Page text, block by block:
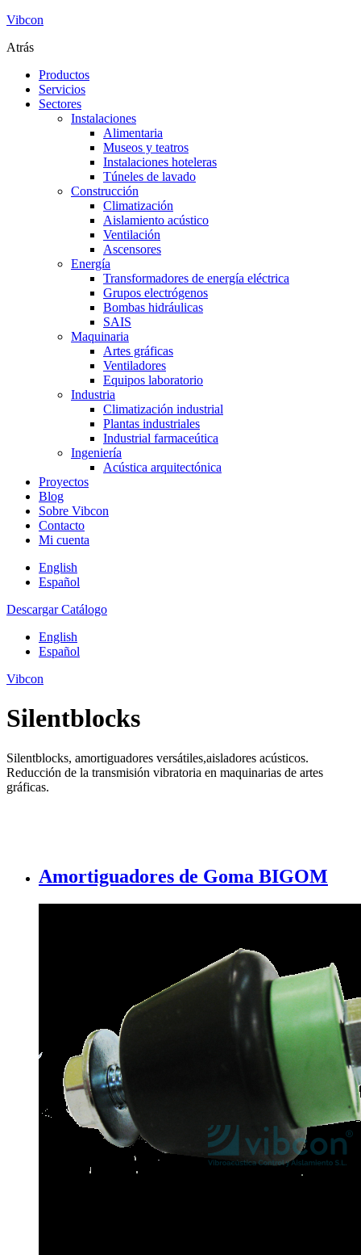
Vibcon
Atrás
Productos
Servicios
Sectores
Instalaciones
Alimentaria
Museos y teatros
Instalaciones hoteleras
Túneles de lavado
Construcción
Climatización
Aislamiento acústico
Ventilación
Ascensores
Energía
Transformadores de energía eléctrica
Grupos electrógenos
Bombas hidráulicas
SAIS
Maquinaria
Artes gráficas
Ventiladores
Equipos laboratorio
Industria
Climatización industrial
Plantas industriales
Industrial farmaceútica
Ingeniería
Acústica arquitectónica
Proyectos
Blog
Sobre Vibcon
Contacto
Mi cuenta
English
Español
Descargar Catálogo
English
Español
Vibcon
Silentblocks
Silentblocks, amortiguadores versátiles,aisladores acústicos.
Reducción de la transmisión vibratoria en maquinarias de artes
gráficas.
Amortiguadores de Goma BIGOM